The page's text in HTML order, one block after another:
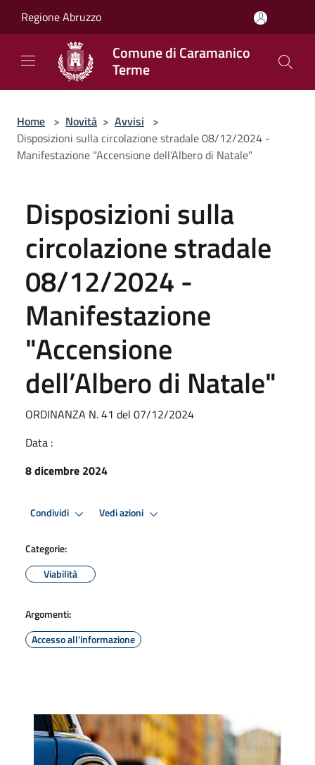
Regione Abruzzo
Comune di Caramanico
Terme
Home > Novità > Avvisi >
Disposizioni sulla circolazione stradale 08/12/2024 -
Manifestazione "Accensione dell’Albero di Natale"
Disposizioni sulla
circolazione stradale
08/12/2024 -
Manifestazione
"Accensione
dell’Albero di Natale"
ORDINANZA N. 41 del 07/12/2024
Data :
8 dicembre 2024
Condividi Vedi azioni
Categorie:
Viabilità
Argomenti:
Accesso all'informazione